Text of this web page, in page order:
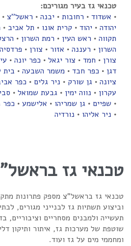
טכנאי גז בעיר מגוריכם:
• אשדוד • רחובות • יבנה • ראשל''צ •
יהודה • יהוד • קרית אונו • תל אביב •
תקווה • ראש העין • רמת השרון •
השרון • רעננה • אזור • צורן • פרדסיה
צורן • חמד • צור יגאל • כפר יונה •
דגן • כפר חבד • משמר השבעה • בית
ציונה • גן שורק • ניר גלים • כפר
עקרון • נווה ימין • גבעת שמואל •
• שפיים • גן שמריהו • אלישמע • כפר
• ניר אליהו • נורדיה
טכנאי גז
טכנאי גז בראשל"צ מספק פתרונות
וביצוע תשתיות גז לבנייני מגורים,
תעשייה ולמבנים מסחריים וציבוריים,
שוטפת של מערכות גז, איתור ותיקון
ומחממי מים על גז ועוד.